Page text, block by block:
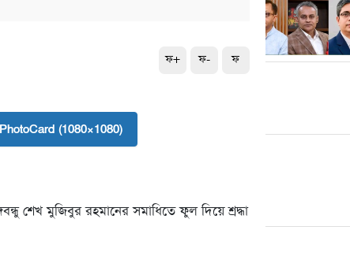
ফ+ ফ- ফ
(1080×1080)
শেখ মুজিবুর রহমানের সমাধিতে ফুল দিয়ে শ্রদ্ধা